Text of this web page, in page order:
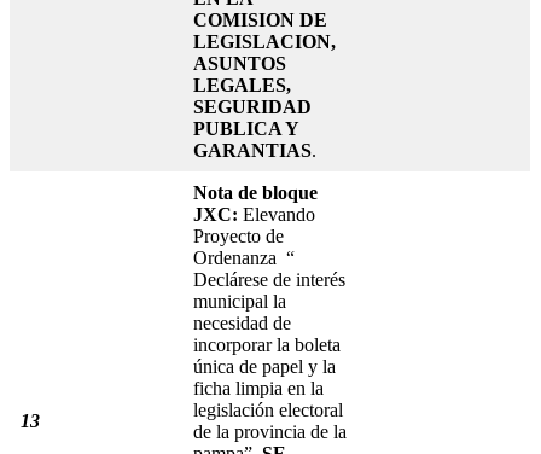
COMISION DE
LEGISLACION,
ASUNTOS
LEGALES,
SEGURIDAD
PUBLICA Y
GARANTIAS.
13
Nota de bloque
JXC: Elevando
Proyecto de
Ordenanza “
Declárese de interés
municipal la
necesidad de
incorporar la boleta
única de papel y la
ficha limpia en la
legislación electoral
de la provincia de la